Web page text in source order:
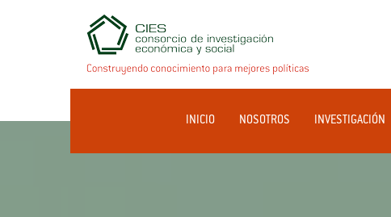
INICIO NOSOTROS INVESTIGACIÓN